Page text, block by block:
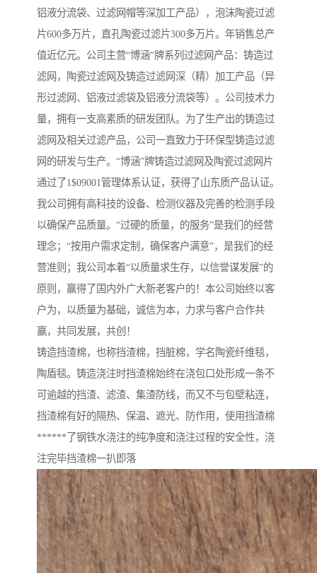
铝液分流袋、过滤网帽等深加工产品），泡沫陶瓷过滤
片600多万片，直孔陶瓷过滤片300多万片。年销售总产
值近亿元。公司主营“博涵”牌系列过滤网产品：铸造过
滤网，陶瓷过滤网及铸造过滤网深（精）加工产品（异
形过滤网、铝液过滤袋及铝液分流袋等）。公司技术力
量，拥有一支高素质的研发团队。为了生产出的铸造过
滤网及相关过滤产品，公司一直致力于环保型铸造过滤
网的研发与生产。“博涵”牌铸造过滤网及陶瓷过滤网片
通过了1$09001管理体系认证，获得了山东质产品认证。
我公司拥有高科技的设备、检测仪器及完善的检测手段
以确保产品质量。“过硬的质量，的服务”是我们的经营
理念；“按用户需求定制，确保客户满意”，是我们的经
营准则；我公司本着“以质量求生存，以信誉谋发展”的
原则，赢得了国内外广大新老客户的！本公司始终以客
户为，以质量为基础，诚信为本，力求与客户合作共
赢，共同发展，共创！
铸造挡渣棉，也称挡渣棉，挡脏棉，学名陶瓷纤维毯，
陶盾毯。铸造浇注时挡渣棉始终在浇包口处形成一条不
可逾越的挡渣、滤渣、集渣防线，而又不与包壁粘连，
挡渣棉有好的隔热、保温、遮光、防作用，使用挡渣棉
******了钢铁水浇注的纯净度和浇注过程的安全性，浇
注完毕挡渣棉一扒即落